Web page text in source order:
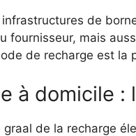
de
fournisseur, mais
de recharge est la
à domicile
graal de la recharge